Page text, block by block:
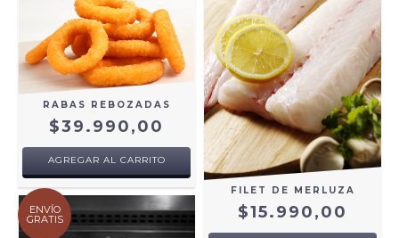
RABAS REBOZADAS
$39.990,00
AGREGAR AL CARRITO
FILET DE MERLUZA
$15.990,00
ENVÍO
GRATIS